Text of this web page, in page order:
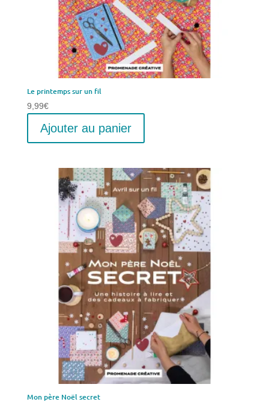
Le printemps sur un fil
9,99€
Ajouter au panier
Mon père Noël secret